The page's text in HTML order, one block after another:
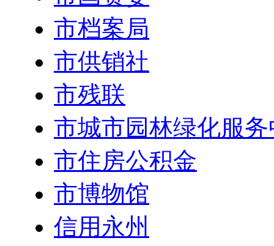
市档案局
市供销社
市残联
市城市园林绿化服
市住房公积金
市博物馆
信用永州